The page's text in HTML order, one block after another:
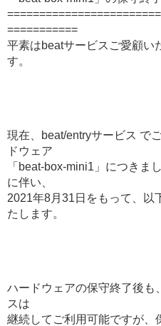
===========
平素はbeatサービスご愛顧い
す。
現在、beat/entryサービス で
ドウェア
「beat-box-mini1」につきま
に伴い、
2021年8月31日をもって、以
たします。
ハードウェアの保守終了後も
スは
継続してご利用可能ですが、